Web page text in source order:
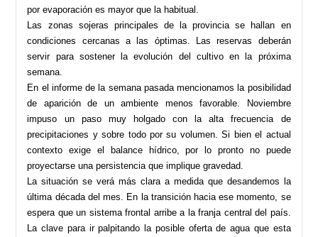
por evaporación es mayor que la habitual.
Las zonas sojeras principales de la provincia se hallan en
condiciones cercanas a las óptimas. Las reservas deberán
servir para sostener la evolución del cultivo en la próxima
semana.
En el informe de la semana pasada mencionamos la posibilidad
de aparición de un ambiente menos favorable. Noviembre
impuso un paso muy holgado con la alta frecuencia de
precipitaciones y sobre todo por su volumen. Si bien el actual
contexto exige el balance hídrico, por lo pronto no puede
proyectarse una persistencia que implique gravedad.
La situación se verá más clara a medida que desandemos la
última década del mes. En la transición hacia ese momento, se
espera que un sistema frontal arribe a la franja central del país.
La clave para ir palpitando la posible oferta de agua que esta